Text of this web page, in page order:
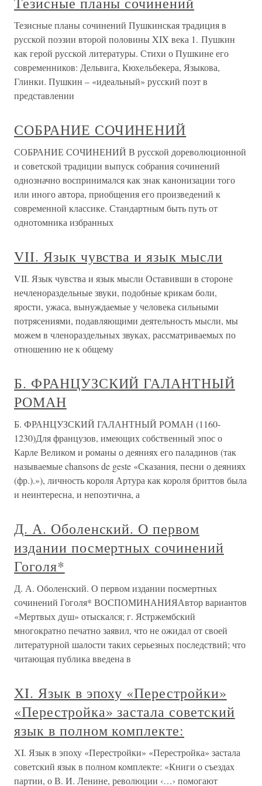
Тезисные планы сочинений Пушкинская традиция в
русской поэзии второй половины XIX века 1. Пушкин
как герой русской литературы. Стихи о Пушкине его
современников: Дельвига, Кюхельбекера, Языкова,
Глинки. Пушкин – «идеальный» русский поэт в
представлении
СОБРАНИЕ СОЧИНЕНИЙ
СОБРАНИЕ СОЧИНЕНИЙ В русской дореволюционной
и советской традиции выпуск собрания сочинений
однозначно воспринимался как знак канонизации того
или иного автора, приобщения его произведений к
современной классике. Стандартным быть путь от
однотомника избранных
VII. Язык чувства и язык мысли
VII. Язык чувства и язык мысли Оставивши в стороне
нечленораздельные звуки, подобные крикам боли,
ярости, ужаса, вынуждаемые у человека сильными
потрясениями, подавляющими деятельность мысли, мы
можем в членораздельных звуках, рассматриваемых по
отношению не к общему
Б. ФРАНЦУЗСКИЙ ГАЛАНТНЫЙ
РОМАН
Б. ФРАНЦУЗСКИЙ ГАЛАНТНЫЙ РОМАН (1160-
1230)Для французов, имеющих собственный эпос о
Карле Великом и романы о деяниях его паладинов (так
называемые chansons de geste «Сказания, песни о деяниях
(фр.).»), личность короля Артура как короля бриттов была
и неинтересна, и непоэтична, а
Д. А. Оболенский. О первом
издании посмертных сочинений
Гоголя*
Д. А. Оболенский. О первом издании посмертных
сочинений Гоголя* ВОСПОМИНАНИЯАвтор вариантов
«Мертвых душ» отыскался; г. Ястржембский
многократно печатно заявил, что не ожидал от своей
литературной шалости таких серьезных последствий; что
читающая публика введена в
ХI. Язык в эпоху «Перестройки»
«Перестройка» застала советский
язык в полном комплекте:
ХI. Язык в эпоху «Перестройки» «Перестройка» застала
советский язык в полном комплекте: «Книги о съездах
партии, о В. И. Ленине, революции ‹…› помогают